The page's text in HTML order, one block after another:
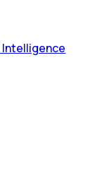
Intelligence